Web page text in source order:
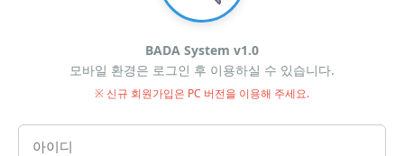
BADA System v1.0
모바일 환경은 로그인 후 이용하실 수 있습니다.
※ 신규 회원가입은 PC 버전을 이용해 주세요.